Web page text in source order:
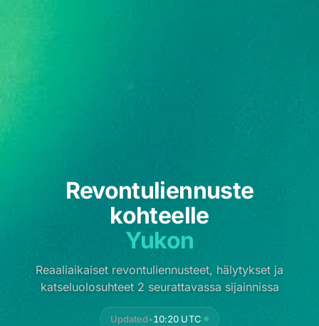
Revontuliennuste
kohteelle
Yukon
Reaaliaikaiset revontuliennusteet, hälytykset ja
katseluolosuhteet 2 seurattavassa sijainnissa
Updated•10:20 UTC